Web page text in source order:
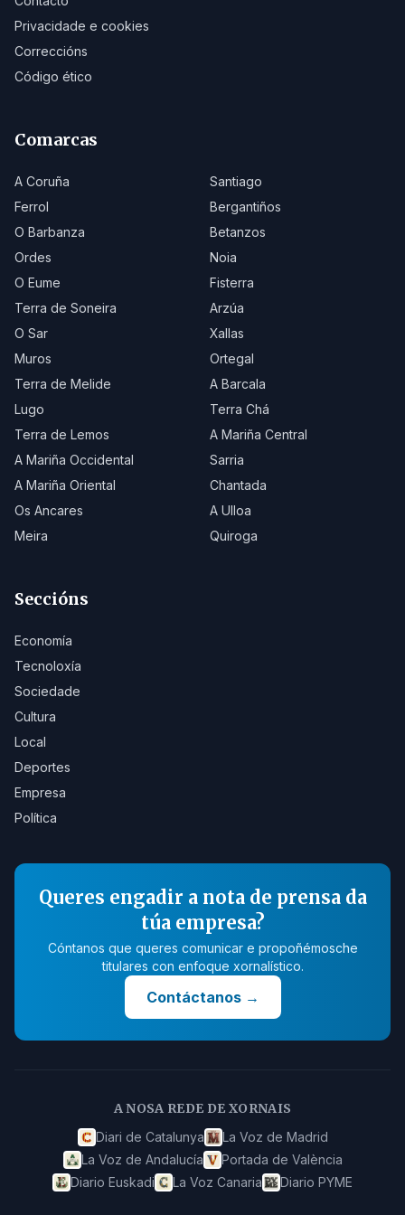
Privacidade e cookies
Correccións
Código ético
Comarcas
A Coruña
Santiago
Ferrol
Bergantiños
O Barbanza
Betanzos
Ordes
Noia
O Eume
Fisterra
Terra de Soneira
Arzúa
O Sar
Xallas
Muros
Ortegal
Terra de Melide
A Barcala
Lugo
Terra Chá
Terra de Lemos
A Mariña Central
A Mariña Occidental
Sarria
A Mariña Oriental
Chantada
Os Ancares
A Ulloa
Meira
Quiroga
Seccións
Economía
Tecnoloxía
Sociedade
Cultura
Local
Deportes
Empresa
Política
Queres engadir a nota de prensa da
túa empresa?
Cóntanos que queres comunicar e propoñémosche
titulares con enfoque xornalístico.
Contáctanos→
A NOSA REDE DE XORNAIS
Diari de Catalunya
La Voz de Madrid
La Voz de Andalucía
Portada de València
Diario Euskadi
La Voz Canaria Diario PYME